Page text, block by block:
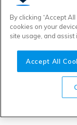
FØLG OSS
By clicking “Accept
cookies on your
site usage, and assist
Accept All